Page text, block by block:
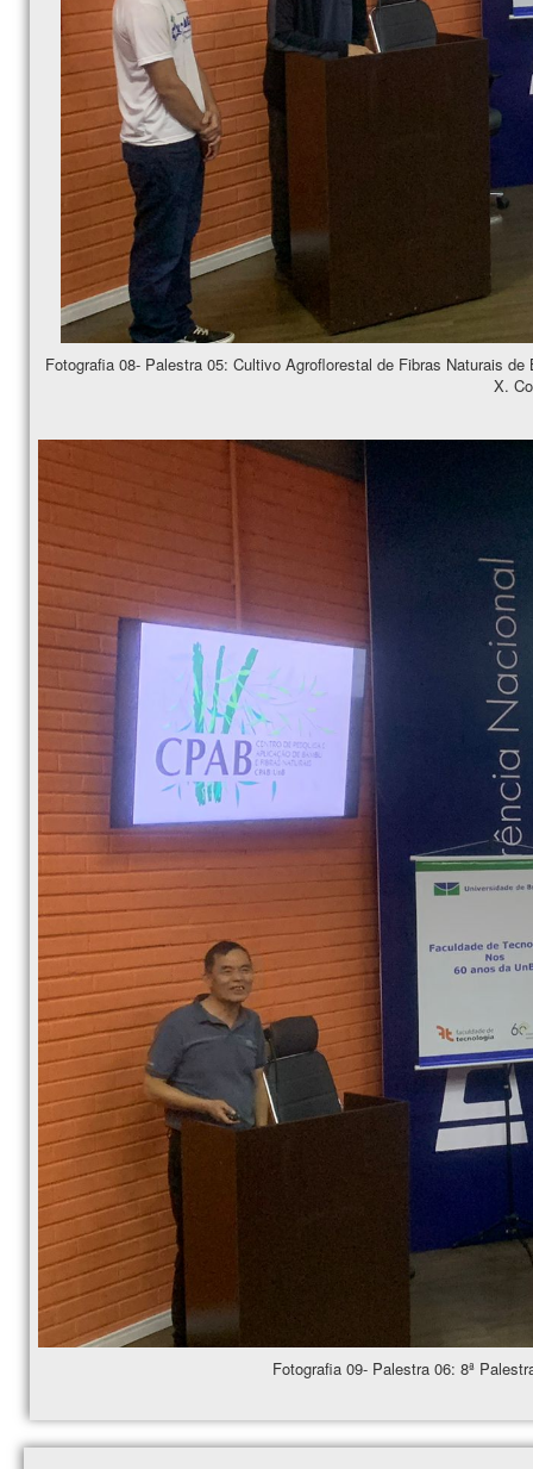
Fotografia 08- Palestra 05: Cultivo Agroflorestal de Fibras Naturais
X.
Fotografia 09- Palestra 06: 8ª